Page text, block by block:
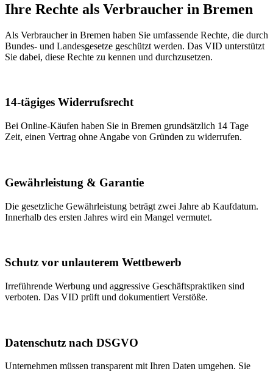
Ihre Rechte als Verbraucher in Bremen
Als Verbraucher in Bremen haben Sie umfassende Rechte, die durch
Bundes- und Landesgesetze geschützt werden. Das VID unterstützt
Sie dabei, diese Rechte zu kennen und durchzusetzen.
14-tägiges Widerrufsrecht
Bei Online-Käufen haben Sie in Bremen grundsätzlich 14 Tage
Zeit, einen Vertrag ohne Angabe von Gründen zu widerrufen.
Gewährleistung & Garantie
Die gesetzliche Gewährleistung beträgt zwei Jahre ab Kaufdatum.
Innerhalb des ersten Jahres wird ein Mangel vermutet.
Schutz vor unlauterem Wettbewerb
Irreführende Werbung und aggressive Geschäftspraktiken sind
verboten. Das VID prüft und dokumentiert Verstöße.
Datenschutz nach DSGVO
Unternehmen müssen transparent mit Ihren Daten umgehen. Sie